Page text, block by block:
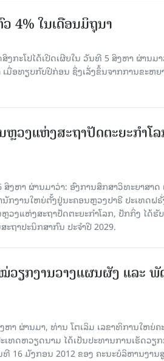
4% ໃນເດືອນມິຖຸນາ
ກະໂປໄດ້ເປີດເຜີຍໃນ ວັນທີ 5 ສິງຫາ ຜ່ານມາ
ມື່ອທຽບກັບປີກ່ອນ ຊຶ່ງເລັ່ງຂຶ້ນຈາກການຂະຫຍ
ຫຼວງແຫ່ງສະຖາປັດຕະຍະກຳໂ
ງຫາ ຜ່ານມາວ່າ: ອົງການສຶກສາວິທະຍາສາດ
ກງານໃຫຍ່ຕັ້ງຢູ່ນະຄອນ​ຫຼວງປາຣີ ປະເທດຝຣັ່
ງແຫ່ງສະຖາປັດຕະຍະກຳໂລກ, ປັກກິ່ງ ໄດ້ຮັ
ຖາປະນິກສາກົນ ປະຈຳປີ 2029.
ວຽກ​ງານ​ວາງ​ແຜນ​ຜັງ ແລະ ​ພັ
າ ຜ່ານມາ, ທ່ານ ໂຕ​ເລິມ ເລ​ຂາ​ທິ​ການ​ໃຫຍ່​ຄ
ທດຫວຽດ​ນາມ ໄດ້​ເປັນ​ປະ​ທານ​ການ​ເຮັດ​ວຽ
16 ມັງ​ກອນ 2012 ຂອງ ຄະ​ນະ​ບໍ​ລິ​ຫານ​ງານ​